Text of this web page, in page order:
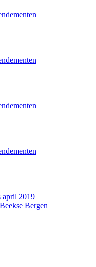
april 2019
Bergen